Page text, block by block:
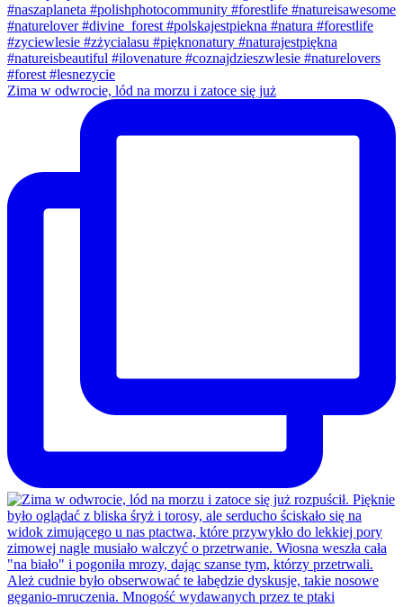
Zima w odwrocie, lód na morzu i zatoce się już